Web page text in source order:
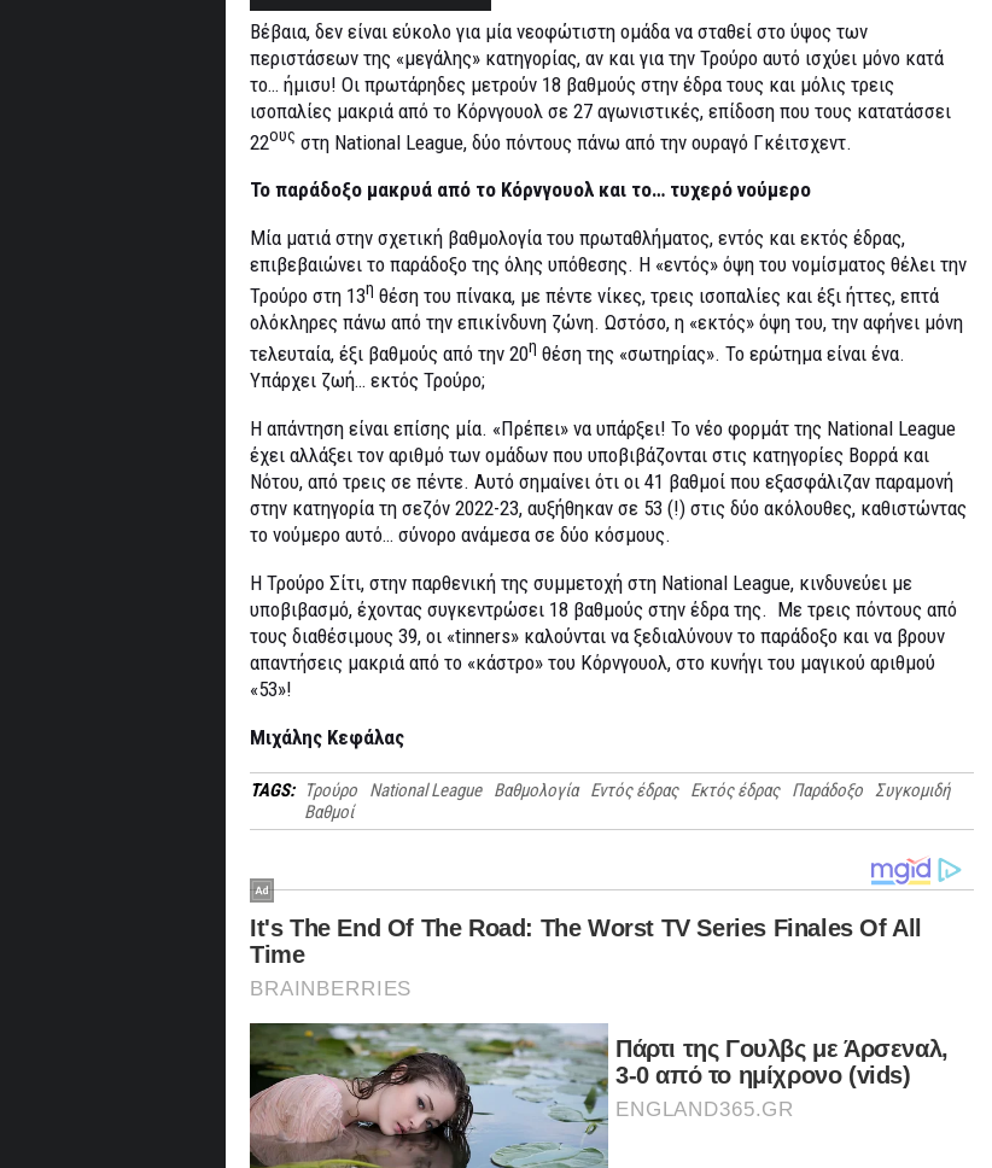
Βέβαια, δεν είναι εύκολο για μία νεοφώτιστη ομάδα να σταθεί στο ύψος των
περιστάσεων της «μεγάλης» κατηγορίας, αν και για την Τρούρο αυτό ισχύει μόνο κατά
το… ήμισυ! Οι πρωτάρηδες μετρούν 18 βαθμούς στην έδρα τους και μόλις τρεις
ισοπαλίες μακριά από το Κόρνγουολ σε 27 αγωνιστικές, επίδοση που τους κατατάσσει
22ους στη National League, δύο πόντους πάνω από την ουραγό Γκέιτσχεντ.
Το παράδοξο μακρυά από το Κόρνγουολ και το… τυχερό νούμερο
Μία ματιά στην σχετική βαθμολογία του πρωταθλήματος, εντός και εκτός έδρας,
επιβεβαιώνει το παράδοξο της όλης υπόθεσης. Η «εντός» όψη του νομίσματος θέλει την
Τρούρο στη 13η θέση του πίνακα, με πέντε νίκες, τρεις ισοπαλίες και έξι ήττες, επτά
ολόκληρες πάνω από την επικίνδυνη ζώνη. Ωστόσο, η «εκτός» όψη του, την αφήνει μόνη
τελευταία, έξι βαθμούς από την 20η θέση της «σωτηρίας». Το ερώτημα είναι ένα.
Υπάρχει ζωή… εκτός Τρούρο;
Η απάντηση είναι επίσης μία. «Πρέπει» να υπάρξει! Το νέο φορμάτ της National League
έχει αλλάξει τον αριθμό των ομάδων που υποβιβάζονται στις κατηγορίες Βορρά και
Νότου, από τρεις σε πέντε. Αυτό σημαίνει ότι οι 41 βαθμοί που εξασφάλιζαν παραμονή
στην κατηγορία τη σεζόν 2022-23, αυξήθηκαν σε 53 (!) στις δύο ακόλουθες, καθιστώντας
το νούμερο αυτό… σύνορο ανάμεσα σε δύο κόσμους.
Η Τρούρο Σίτι, στην παρθενική της συμμετοχή στη National League, κινδυνεύει με
υποβιβασμό, έχοντας συγκεντρώσει 18 βαθμούς στην έδρα της. Με τρεις πόντους από
τους διαθέσιμους 39, οι «tinners» καλούνται να ξεδιαλύνουν το παράδοξο και να βρουν
απαντήσεις μακριά από το «κάστρο» του Κόρνγουολ, στο κυνήγι του μαγικού αριθμού
«53»!
Μιχάλης Κεφάλας
TAGS: Τρούρο National League Βαθμολογία Εντός έδρας Εκτός έδρας Παράδοξο Συγκομιδή
Βαθμοί